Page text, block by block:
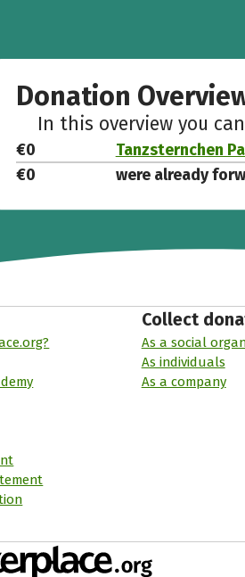
Donation
In this overview you
€0
Tanzsternchen
€0
were already
Collect
As a social
As individuals
As a company